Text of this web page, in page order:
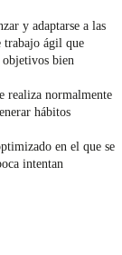
y adaptarse a las
trabajo ágil que
bien
realiza normalmente
hábitos
en el que se
intentan